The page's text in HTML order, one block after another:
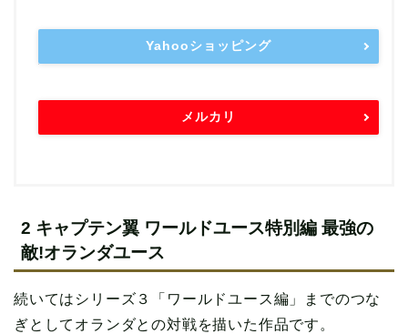
Yahooショッピング
メルカリ
2 キャプテン翼 ワールドユース特別編 最強の
敵!オランダユース
続いてはシリーズ３「ワールドユース編」までのつな
ぎとしてオランダとの対戦を描いた作品です。